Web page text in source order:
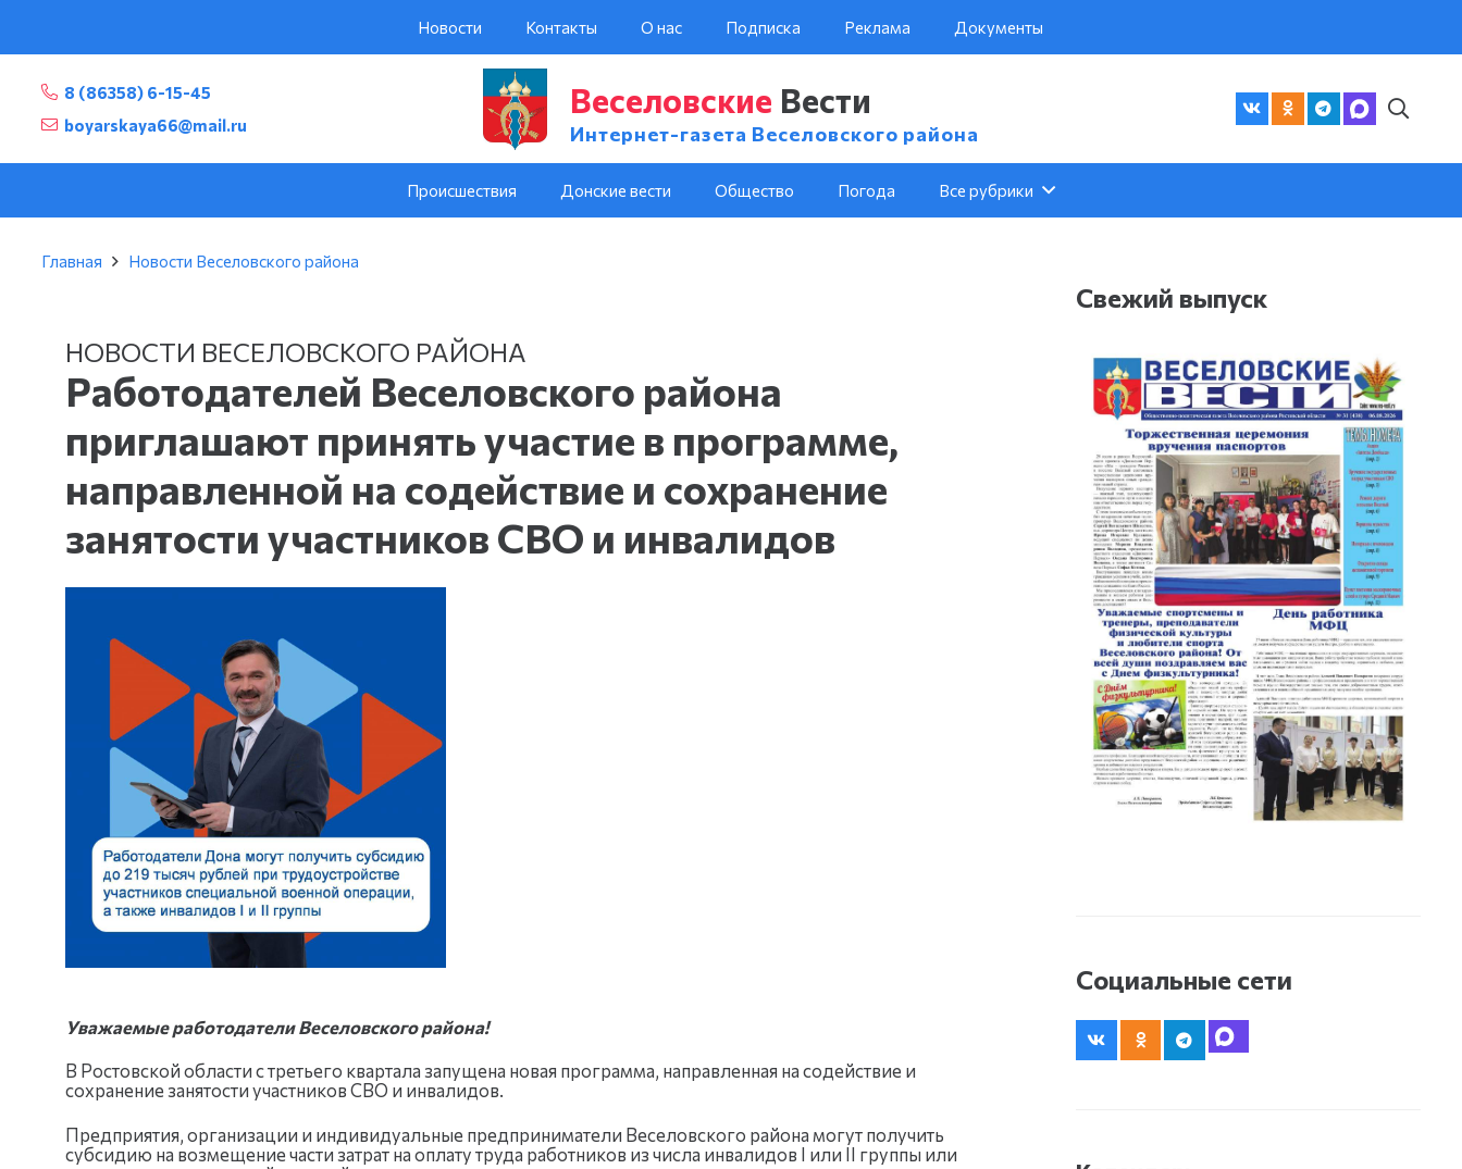
Новости Контакты О нас Подписка Реклама Документы
8 (86358) 6-15-45
boyarskaya66@mail.ru
Веселовские Вести
Интернет-газета Веселовского района
Происшествия Донские вести Общество Погода Все рубрики
Главная Новости Веселовского района
НОВОСТИ ВЕСЕЛОВСКОГО РАЙОНА
Работодателей Веселовского района
приглашают принять участие в программе,
направленной на содействие и сохранение
занятости участников СВО и инвалидов
Уважаемые работодатели Веселовского района!
В Ростовской области с третьего квартала запущена новая программа, направленная на содействие и
сохранение занятости участников СВО и инвалидов.
Предприятия, организации и индивидуальные предприниматели Веселовского района могут получить
субсидию на возмещение части затрат на оплату труда работников из числа инвалидов I или II группы или
Свежий выпуск
Социальные сети